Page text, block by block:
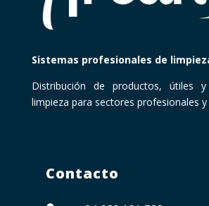
Sistemas profesionales de
Distribución de productos, útiles
limpieza para sectores profesionales
Contacto